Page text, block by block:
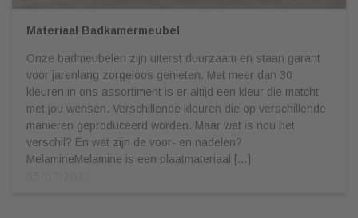
Materiaal Badkamermeubel
Onze badmeubelen zijn uiterst duurzaam en staan garant
voor jarenlang zorgeloos genieten. Met meer dan 30
kleuren in ons assortiment is er altijd een kleur die matcht
met jou wensen. Verschillende kleuren die op verschillende
manieren geproduceerd worden. Maar wat is nou het
verschil? En wat zijn de voor- en nadelen?
MelamineMelamine is een plaatmateriaal […]